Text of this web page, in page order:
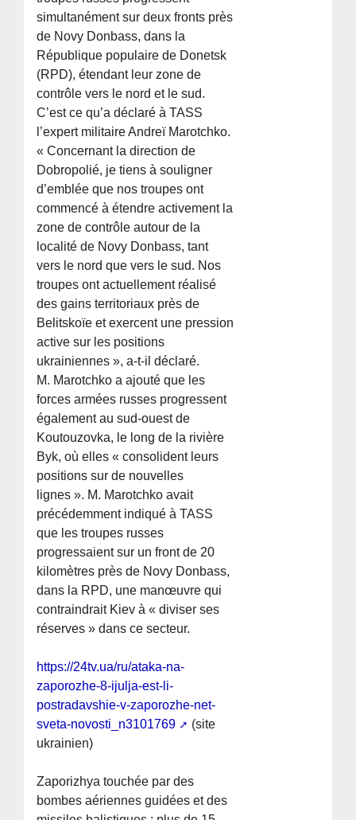
simultanément sur deux fronts près
de Novy Donbass, dans la
République populaire de Donetsk
(RPD), étendant leur zone de
contrôle vers le nord et le sud.
C’est ce qu’a déclaré à TASS
l’expert militaire Andreï Marotchko.
« Concernant la direction de
Dobropolié, je tiens à souligner
d’emblée que nos troupes ont
commencé à étendre activement la
zone de contrôle autour de la
localité de Novy Donbass, tant
vers le nord que vers le sud. Nos
troupes ont actuellement réalisé
des gains territoriaux près de
Belitskoïe et exercent une pression
active sur les positions
ukrainiennes », a-t-il déclaré.
M. Marotchko a ajouté que les
forces armées russes progressent
également au sud-ouest de
Koutouzovka, le long de la rivière
Byk, où elles « consolident leurs
positions sur de nouvelles
lignes ». M. Marotchko avait
précédemment indiqué à TASS
que les troupes russes
progressaient sur un front de 20
kilomètres près de Novy Donbass,
dans la RPD, une manœuvre qui
contraindrait Kiev à « diviser ses
réserves » dans ce secteur.
https://24tv.ua/ru/ataka-na-
zaporozhe-8-ijulja-est-li-
postradavshie-v-zaporozhe-net-
sveta-novosti_n3101769
(site
ukrainien)
Zaporizhya touchée par des
bombes aériennes guidées et des